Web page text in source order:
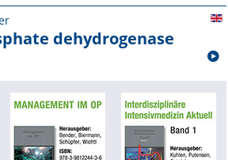
dehydrogenase